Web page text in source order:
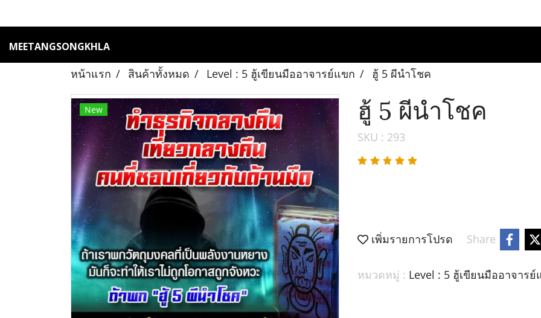
MEETANGSONGKHLA
หน้าแรก สินค้าทั้งหมด Level : 5 ฮู้เขียนมืออาจารย์แขก ฮู้ 5 ผีนำโชค
New ฮู้ 5 ผีนำโชค
SKU : 293
เพิ่มรายการโปรด Share
หมวดหมู่ : Level : 5 ฮู้เขียนมืออาจาร